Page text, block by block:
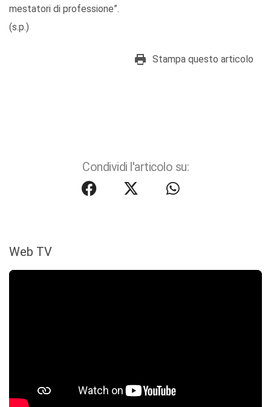
mestatori di professione”.
(s.p.)
Stampa questo articolo
Condividi l'articolo su:
Web TV